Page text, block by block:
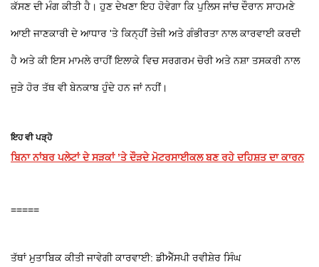
ਕੱਸਣ ਦੀ ਮੰਗ ਕੀਤੀ ਹੈ। ਹੁਣ ਦੇਖਣਾ ਇਹ ਹੋਵੇਗਾ ਕਿ ਪੁਲਿਸ ਜਾਂਚ ਦੌਰਾਨ ਸਾਹਮਣੇ
ਆਈ ਜਾਣਕਾਰੀ ਦੇ ਆਧਾਰ 'ਤੇ ਕਿਨ੍ਹੀਂ ਤੇਜ਼ੀ ਅਤੇ ਗੰਭੀਰਤਾ ਨਾਲ ਕਾਰਵਾਈ ਕਰਦੀ
ਹੈ ਅਤੇ ਕੀ ਇਸ ਮਾਮਲੇ ਰਾਹੀਂ ਇਲਾਕੇ ਵਿਚ ਸਰਗਰਮ ਚੋਰੀ ਅਤੇ ਨਸ਼ਾ ਤਸਕਰੀ ਨਾਲ
ਜੁੜੇ ਹੋਰ ਤੱਥ ਵੀ ਬੇਨਕਾਬ ਹੁੰਦੇ ਹਨ ਜਾਂ ਨਹੀਂ।
ਇਹ ਵੀ ਪੜ੍ਹੋ
ਬਿਨਾ ਨਾਂਬਰ ਪਲੇਟਾਂ ਦੇ ਸੜਕਾਂ ’ਤੇ ਦੌੜਦੇ ਮੋਟਰਸਾਈਕਲ ਬਣ ਰਹੇ ਦਹਿਸ਼ਤ ਦਾ ਕਾਰਨ
=====
ਤੱਥਾਂ ਮੁਤਾਬਿਕ ਕੀਤੀ ਜਾਵੇਗੀ ਕਾਰਵਾਈ: ਡੀਐੱਸਪੀ ਰਵੀਸ਼ੇਰ ਸਿੰਘ